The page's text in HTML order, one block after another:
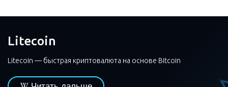
Litecoin
Litecoin — быстрая криптовалюта на основе Bitcoin